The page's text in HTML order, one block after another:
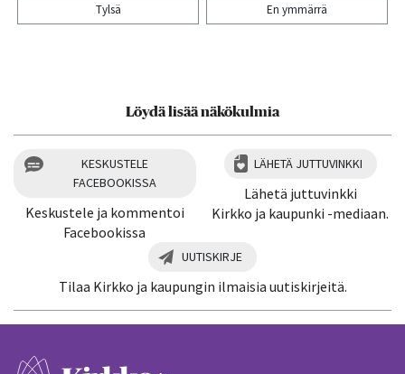
Tylsä En ymmärrä
Löydä lisää näkökulmia
KESKUSTELE
FACEBOOKISSA
Keskustele ja kommentoi
Facebookissa
LÄHETÄ JUTTUVINKKI
Lähetä juttuvinkki
Kirkko ja kaupunki -mediaan.
UUTISKIRJE
Tilaa Kirkko ja kaupungin ilmaisia uutiskirjeitä.